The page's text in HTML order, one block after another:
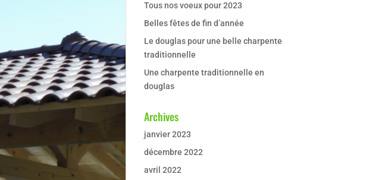
Tous nos voeux pour 2023
Belles fêtes de fin d’année
Le douglas pour une belle charpente
traditionnelle
Une charpente traditionnelle en
douglas
Archives
janvier 2023
décembre 2022
avril 2022